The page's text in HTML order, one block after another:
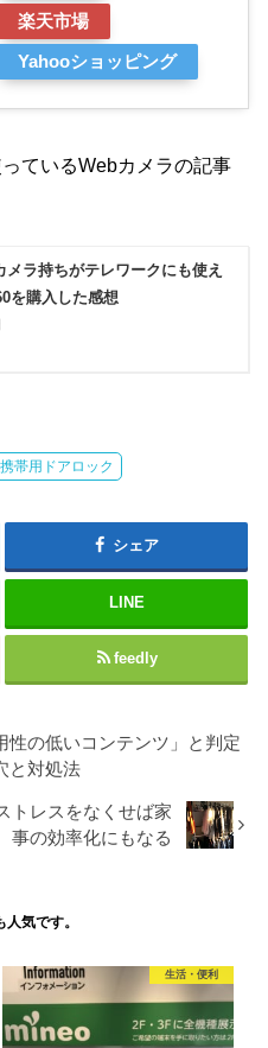
楽天市場
Yahooショッピング
ているWebカメラの記事
メラ持ちがテレワークにも使え
を購入した感想
携帯用ドアロック
シェア
LINE
feedly
性の低いコンテンツ」と判定
と対処法
トレスをなくせば家
事の効率化にもなる
気です。
生活・便利